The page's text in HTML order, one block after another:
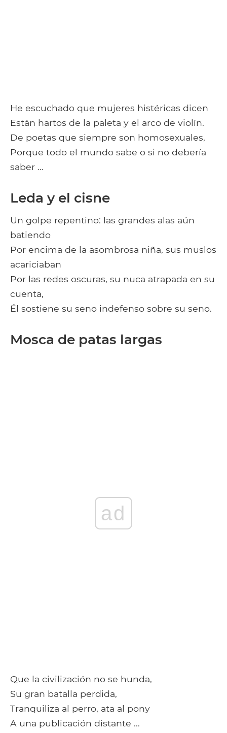
He escuchado que mujeres histéricas dicen
Están hartos de la paleta y el arco de violín.
De poetas que siempre son homosexuales,
Porque todo el mundo sabe o si no debería
saber ...
Leda y el cisne
Un golpe repentino: las grandes alas aún
batiendo
Por encima de la asombrosa niña, sus muslos
acariciaban
Por las redes oscuras, su nuca atrapada en su
cuenta,
Él sostiene su seno indefenso sobre su seno.
Mosca de patas largas
ad
Que la civilización no se hunda,
Su gran batalla perdida,
Tranquiliza al perro, ata al pony
A una publicación distante ...